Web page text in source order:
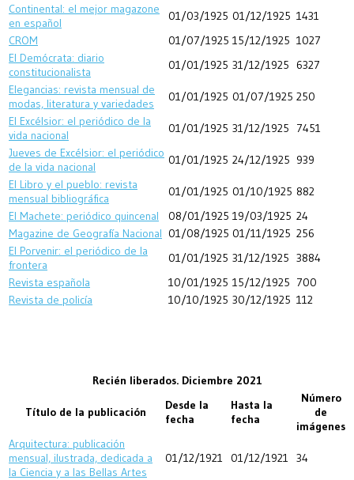
Continental: el mejor magazone
en español
01/03/1925 01/12/1925 1431
CROM
01/07/1925 15/12/1925 1027
El Demócrata: diario
constitucionalista
01/01/1925 31/12/1925 6327
Elegancias: revista mensual de
modas, literatura y variedades
01/01/1925 01/07/1925 250
El Excélsior: el periódico de la
vida nacional
01/01/1925 31/12/1925
7451
Jueves de Excélsior: el periódico
de la vida nacional
01/01/1925 24/12/1925 939
El Libro y el pueblo: revista
mensual bibliográfica
01/01/1925 01/10/1925 882
El Machete: periódico quincenal
08/01/1925 19/03/1925 24
Magazine de Geografía Nacional 01/08/1925 01/11/1925 256
El Porvenir: el periódico de la
frontera
01/01/1925 31/12/1925 3884
Revista española
10/01/1925 15/12/1925 700
Revista de policía
10/10/1925 30/12/1925 112
Recién liberados. Diciembre 2021
Título de la publicación
Desde la
fecha
Hasta la
fecha
Número
de
imágenes
Arquitectura: publicación
mensual, ilustrada, dedicada a
la Ciencia y a las Bellas Artes
01/12/1921 01/12/1921 34